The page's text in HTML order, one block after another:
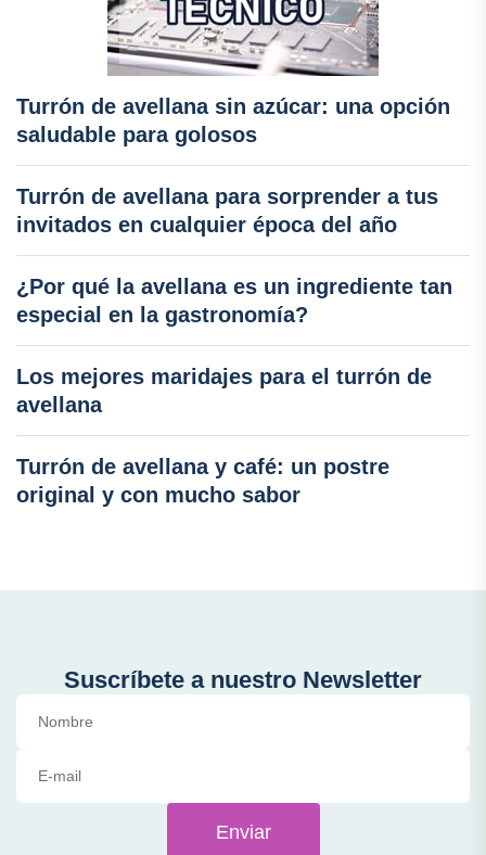
Turrón de avellana sin azúcar: una opción
saludable para golosos
Turrón de avellana para sorprender a tus
invitados en cualquier época del año
¿Por qué la avellana es un ingrediente tan
especial en la gastronomía?
Los mejores maridajes para el turrón de
avellana
Turrón de avellana y café: un postre
original y con mucho sabor
Suscríbete a nuestro Newsletter
Enviar